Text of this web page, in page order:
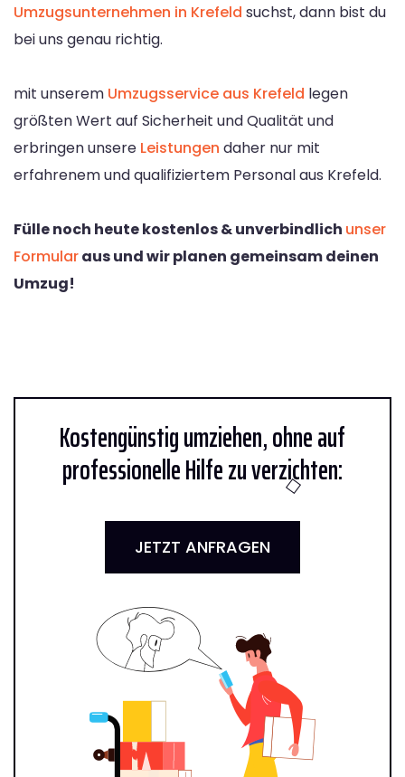
Umzugsunternehmen in Krefeld suchst, dann bist du
bei uns genau richtig.
mit unserem Umzugsservice aus Krefeld legen
größten Wert auf Sicherheit und Qualität und
erbringen unsere Leistungen daher nur mit
erfahrenem und qualifiziertem Personal aus Krefeld.
Fülle noch heute kostenlos & unverbindlich unser
Formularaus und wir planen gemeinsam deinen
Umzug!
Kostengünstig umziehen, ohne auf
professionelle Hilfe zu verzichten:
JETZT ANFRAGEN